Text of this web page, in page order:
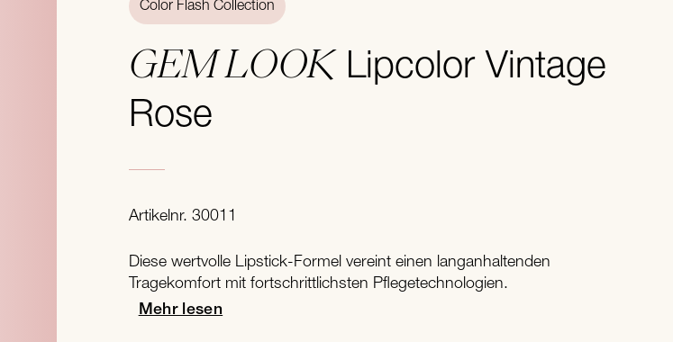
Color Flash Collection
GEM LOOK Lipcolor Vintage
Rose
Artikelnr. 30011
Diese wertvolle Lipstick-Formel vereint einen langanhaltenden
Tragekomfort mit fortschrittlichsten Pflegetechnologien.
Mehr lesen